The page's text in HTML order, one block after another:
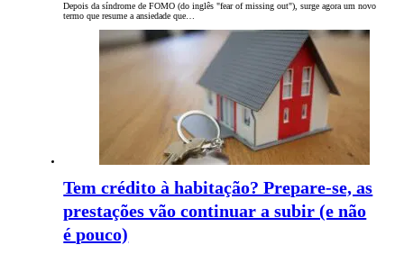
Depois da síndrome de FOMO (do inglês "fear of missing out"), surge agora um novo
termo que resume a ansiedade que…
Tem crédito à habitação? Prepare-se, as
prestações vão continuar a subir (e não
é pouco)